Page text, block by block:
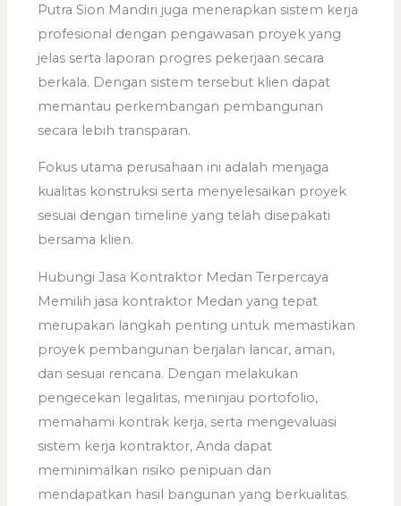
Putra Sion Mandiri juga menerapkan sistem kerja
profesional dengan pengawasan proyek yang
jelas serta laporan progres pekerjaan secara
berkala. Dengan sistem tersebut klien dapat
memantau perkembangan pembangunan
secara lebih transparan.
Fokus utama perusahaan ini adalah menjaga
kualitas konstruksi serta menyelesaikan proyek
sesuai dengan timeline yang telah disepakati
bersama klien.
Hubungi Jasa Kontraktor Medan Terpercaya
Memilih jasa kontraktor Medan yang tepat
merupakan langkah penting untuk memastikan
proyek pembangunan berjalan lancar, aman,
dan sesuai rencana. Dengan melakukan
pengecekan legalitas, meninjau portofolio,
memahami kontrak kerja, serta mengevaluasi
sistem kerja kontraktor, Anda dapat
meminimalkan risiko penipuan dan
mendapatkan hasil bangunan yang berkualitas.